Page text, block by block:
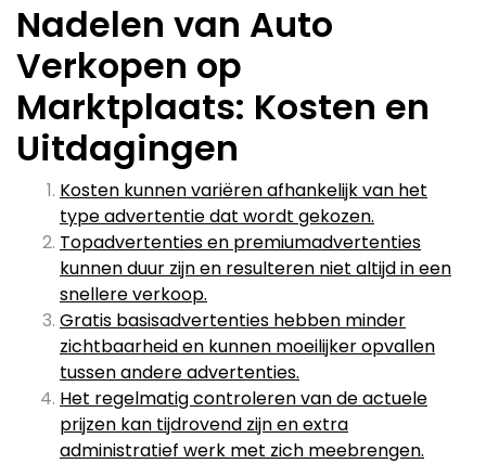
Nadelen van Auto
Verkopen op
Marktplaats: Kosten en
Uitdagingen
Kosten kunnen variëren afhankelijk van het
type advertentie dat wordt gekozen.
Topadvertenties en premiumadvertenties
kunnen duur zijn en resulteren niet altijd in een
snellere verkoop.
Gratis basisadvertenties hebben minder
zichtbaarheid en kunnen moeilijker opvallen
tussen andere advertenties.
Het regelmatig controleren van de actuele
prijzen kan tijdrovend zijn en extra
administratief werk met zich meebrengen.